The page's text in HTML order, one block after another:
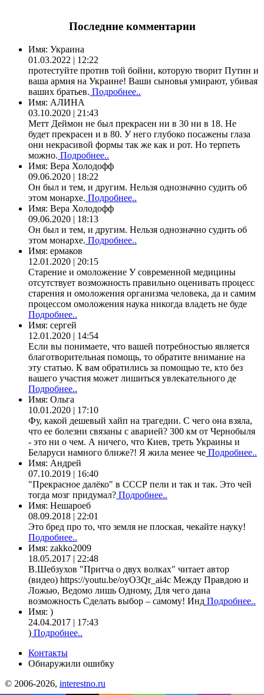
Последние комментарии
Имя: Украина
01.03.2022 | 12:22
протестуйте против той бойни, которую творит Путин и
ваша армия на Украине! Ваши сыновья умирают, убивая
ваших братьев. Подробнее..
Имя: АЛИНА
03.10.2020 | 21:43
Метт Деймон не был прекрасен ни в 30 ни в 18. Не
будет прекрасен и в 80. У него глубоко посажены глаза
они некрасивой формы так же как и рот. Но терпеть
можно. Подробнее..
Имя: Вера Холодофф
09.06.2020 | 18:22
Он был и тем, и другим. Нельзя однозначно судить об
этом монархе. Подробнее..
Имя: Вера Холодофф
09.06.2020 | 18:13
Он был и тем, и другим. Нельзя однозначно судить об
этом монархе. Подробнее..
Имя: ермаков
12.01.2020 | 20:15
Старение и омоложение У современной медицины
отсутствует возможность правильно оценивать процесс
старения и омоложения организма человека, да и самим
процессом омоложения наука никогда владеть не буде
Подробнее..
Имя: сергей
12.01.2020 | 14:54
Если вы понимаете, что вашей потребностью является
благотворительная помощь, то обратите внимание на
эту статью. К вам обратились за помощью те, кто без
вашего участия может лишиться увлекательного де
Подробнее..
Имя: Ольга
10.01.2020 | 17:10
Фу, какой дешевый хайп на трагедии. С чего она взяла,
что ее болезни связаны с аварией? 300 км от Чернобыля
- это ни о чем. А ничего, что Киев, треть Украины и
Беларуси намного ближе?! Я жила менее че Подробнее..
Имя: Андрей
07.10.2019 | 16:40
"Прекрасное далёко" в СССР пели и так и так. Это чей
тогда мозг придумал? Подробнее..
Имя: Нешароеб
08.09.2018 | 22:01
Это бред про то, что земля не плоская, чекайте науку!
Подробнее..
Имя: zakko2009
18.05.2017 | 22:48
В.Шебзухов "Притча о двух волках" читает автор
(видео) https://youtu.be/oyO3Qr_ai4c Между Правдою и
Ложью, Ведомо лишь Одному, Для чего дана
возможность Сделать выбор – самому! Инд Подробнее..
Имя: )
24.04.2017 | 17:43
) Подробнее..
Контакты
Обнаружили ошибку
© 2006-2026, interestno.ru